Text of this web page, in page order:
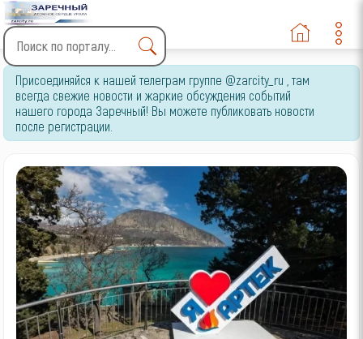
Type 2 or more characters
for results.
Присоединяйся к нашей телеграм группе @zarcity_ru , там
всегда свежие новости и жаркие обсуждения событий
нашего города Заречный! Вы можете публиковать новости
после регистрации.